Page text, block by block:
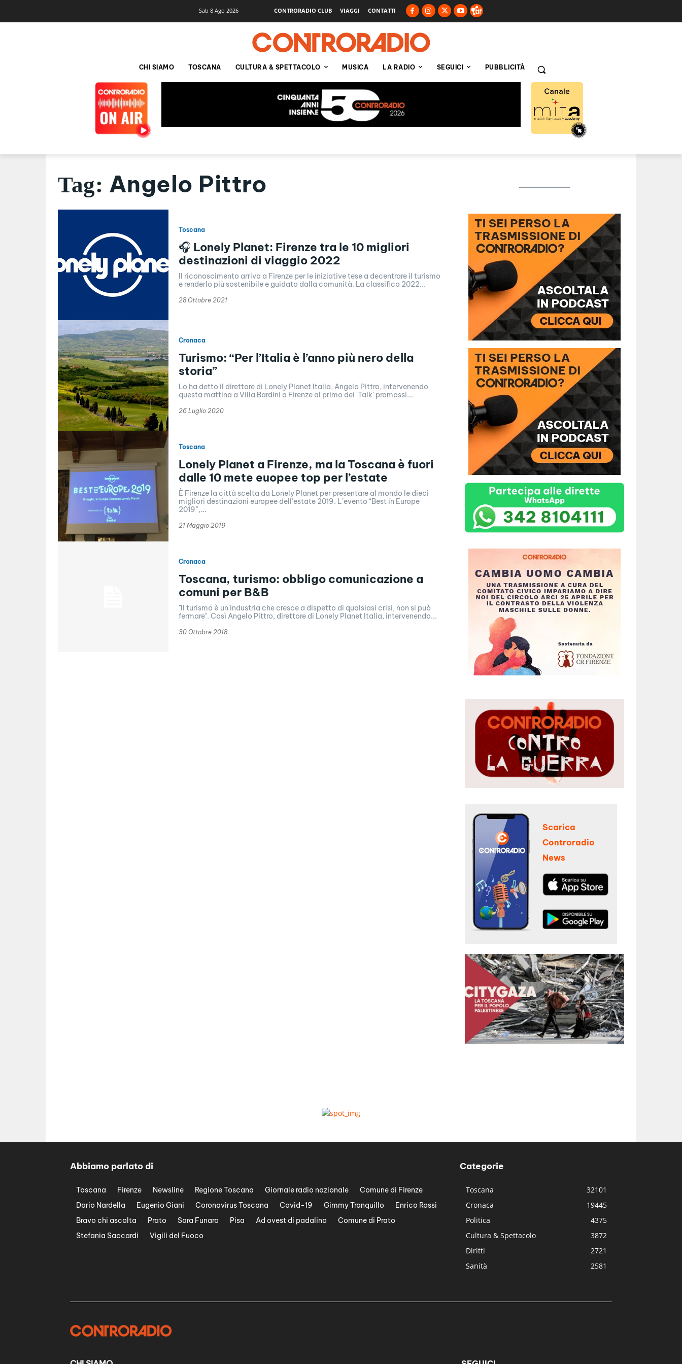
Sab 8 Ago 2026 CONTRORADIO CLUB VIAGGI CONTATTI
CHI SIAMO TOSCANA CULTURA & SPETTACOLO MUSICA LA RADIO SEGUICI PUBBLICITÀ
Tag: Angelo Pittro
Toscana
🎧 Lonely Planet: Firenze tra le 10 migliori
destinazioni di viaggio 2022
Il riconoscimento arriva a Firenze per le iniziative tese a decentrare il turismo
e renderlo più sostenibile e guidato dalla comunità. La classifica 2022...
28 Ottobre 2021
Cronaca
Turismo: “Per l’Italia è l’anno più nero della
storia”
Lo ha detto il direttore di Lonely Planet Italia, Angelo Pittro, intervenendo
questa mattina a Villa Bardini a Firenze al primo dei 'Talk' promossi...
26 Luglio 2020
Toscana
Lonely Planet a Firenze, ma la Toscana è fuori
dalle 10 mete euopee top per l’estate
È Firenze la città scelta da Lonely Planet per presentare al mondo le dieci
migliori destinazioni europee dell’estate 2019. L’evento “Best in Europe
2019”,...
21 Maggio 2019
Cronaca
Toscana, turismo: obbligo comunicazione a
comuni per B&B
"Il turismo è un'industria che cresce a dispetto di qualsiasi crisi, non si può
fermare". Così Angelo Pittro, direttore di Lonely Planet Italia, intervenendo...
30 Ottobre 2018
Scarica
Controradio
News
Abbiamo parlato di
Toscana Firenze Newsline Regione Toscana Giornale radio nazionale
Comune di Firenze
Dario Nardella
Eugenio Giani Coronavirus Toscana Covid-19 Gimmy Tranquillo
Enrico Rossi
Bravo chi ascolta
Prato Sara Funaro Pisa Ad ovest di padalino
Comune di Prato
Stefania Saccardi
Vigili del Fuoco
Categorie
Toscana
32101
Cronaca
19445
Politica
4375
Cultura & Spettacolo
3872
Diritti
2721
Sanità
2581